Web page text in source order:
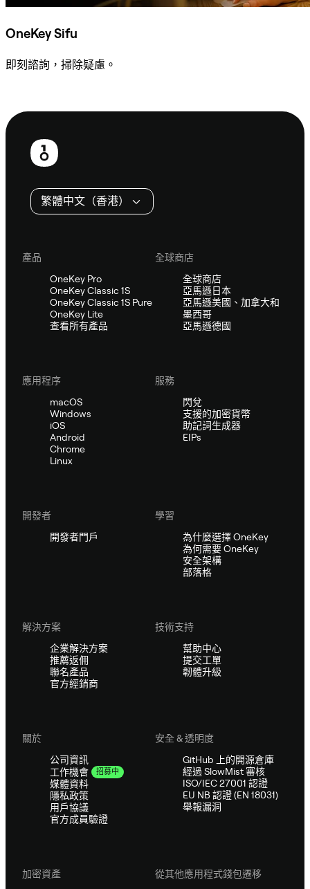
OneKey Sifu
即刻諮詢，掃除疑慮。
頁
繁體中文（香港）
產品
OneKey Pro
OneKey Classic 1S
OneKey Classic 1S Pure
OneKey Lite
查看所有產品
全球商店
全球商店
亞馬遜日本
亞馬遜美國、加拿大和
墨西哥
亞馬遜德國
應用程序
macOS
Windows
iOS
Android
Chrome
Linux
服務
閃兌
支援的加密貨幣
助記詞生成器
EIPs
開發者
開發者門戶
學習
為什麼選擇 OneKey
為何需要 OneKey
安全架構
部落格
解決方案
企業解決方案
推薦返佣
聯名產品
官方經銷商
技術支持
幫助中心
提交工單
韌體升級
關於
公司資訊
工作機會
招募中
媒體資料
隱私政策
用戶協議
官方成員驗證
安全 & 透明度
GitHub 上的開源倉庫
經過 SlowMist 審核
ISO/IEC 27001 認證
EU NB 認證 (EN 18031)
舉報漏洞
加密資產
從其他應用程式錢包遷移